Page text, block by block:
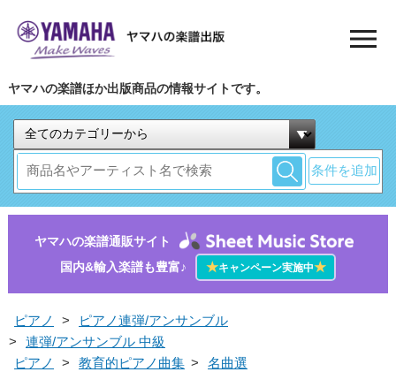
ヤマハの楽譜ほか出版商品の情報サイトです。
条件を追加
ヤマハの楽譜通販サイト
国内&輸入楽譜も豊富♪
★キャンペーン実施中★
ピアノ >
ピアノ連弾/アンサンブル
>
連弾/アンサンブル 中級
ピアノ
> 教育的ピアノ曲集 >
名曲選